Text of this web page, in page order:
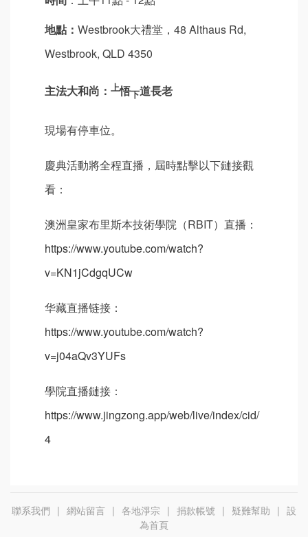
地點： Westbrook大禮堂，48 Althaus Rd,
Westbrook, QLD 4350
主法大和尚： 上悟下道長老
現場有停車位。
慶典活動將全程直播，屆時點擊以下鏈接觀
看：
澳洲皇家布里斯本技術學院（RBIT）直播：
https://www.youtube.com/watch?
v=KN1jCdgqUCw
华藏直播链接：
https://www.youtube.com/watch?
v=j04aQv3YUFs
學院直播鏈接：
https://www.jingzong.app/web/live/index/cid/
4
聯系我們 | 網站留言 | 各地淨宗 | 捐款帳號 | 疑難幫助 | 設
為首頁